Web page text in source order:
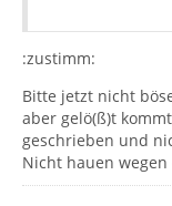
:zustimm:
Bitte jetzt nicht
aber gelö(ß)t
geschrieben und
Nicht hauen